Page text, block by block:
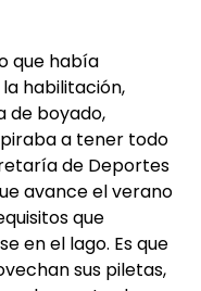
que había
habilitación,
de boyado,
a tener todo
de Deportes
avance el verano
que
en el lago. Es que
sus piletas,